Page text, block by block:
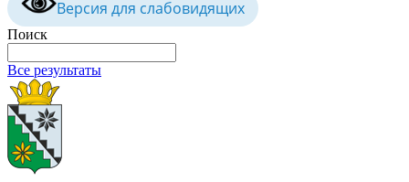
Версия для слабовидящих
Поиск
Все результаты